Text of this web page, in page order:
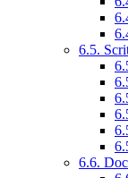
6.5.
6.6.